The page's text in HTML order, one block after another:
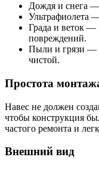
Дождя и снега —
Ультрафиолета
Града и веток —
повреждений.
Пыли и грязи —
чистой.
Простота
Навес не должен
чтобы конструкция
частого ремонта и
Внешний вид